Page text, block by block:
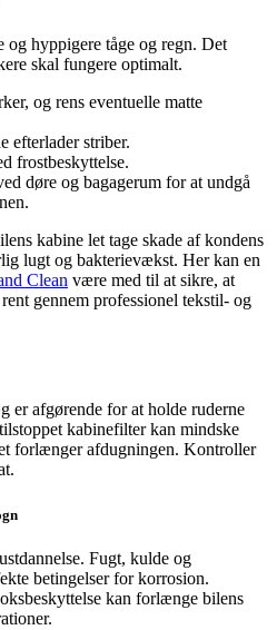
og hyppigere tåge og regn. Det
skal fungere optimalt.
og rens eventuelle matte
efterlader striber.
frostbeskyttelse.
døre og bagagerum for at undgå
kabine let tage skade af kondens
lugt og bakterievækst. Her kan en
Clean være med til at sikre, at
gennem professionel tekstil- og
afgørende for at holde ruderne
kabinefilter kan mindske
forlænger afdugningen. Kontroller
Fugt, kulde og
betingelser for korrosion.
kan forlænge bilens